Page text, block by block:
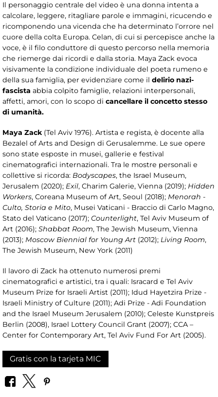
Il personaggio centrale del video è una donna intenta a
calcolare, leggere, ritagliare parole e immagini, ricucendo e
ricomponendo una vicenda che ha determinato l’orrore nel
cuore della colta Europa. Celan, di cui si percepisce anche la
voce, è il filo conduttore di questo percorso nella memoria
che riemerge dai ricordi e dalla storia. Maya Zack evoca
visivamente la condizione individuale del poeta rumeno e
della sua famiglia, per evidenziare come il delirio nazi-
fascista abbia colpito famiglie, relazioni interpersonali,
affetti, amori, con lo scopo di cancellare il concetto stesso
di umanità.
Maya Zack (Tel Aviv 1976). Artista e regista, è docente alla
Bezalel of Arts and Design di Gerusalemme. Le sue opere
sono state esposte in musei, gallerie e festival
cinematografici internazionali. Tra le mostre personali e
collettive si ricorda: Bodyscapes, the Israel Museum,
Jerusalem (2020); Exil, Charim Galerie, Vienna (2019); Hidden
Workers, Coreana Museum of Art, Seoul (2018); Menorah -
Culto, Storia e Mito, Musei Vaticani - Braccio di Carlo Magno,
Stato del Vaticano (2017); Counterlight, Tel Aviv Museum of
Art (2016); Shabbat Room, The Jewish Museum, Vienna
(2013); Moscow Biennial for Young Art (2012); Living Room,
The Jewish Museum, New York (2011)
Il lavoro di Zack ha ottenuto numerosi premi
cinematografici e artistici, tra i quali: Isracard e Tel Aviv
Museum Prize for Israeli Artist (2011); Idud Hayetzira Prize -
Israeli Ministry of Culture (2011); Adi Prize - Adi Foundation
and the Israel Museum Jerusalem (2010); Celeste Kunstpreis
Berlin (2008), Israel Lottery Council Grant (2007); CCA –
Center for Contemporary Art, Tel Aviv Fund For Art (2005).
Gratis con la tarjeta MIC